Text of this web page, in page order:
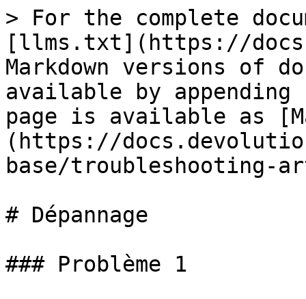
> For the complete
[llms.txt](https://
Markdown versions of
available by
page is available as
(https://
base/troubleshooting-
# Dépannage
### Problème 1